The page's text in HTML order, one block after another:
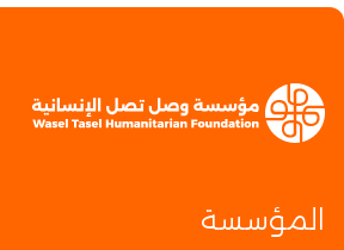
المؤسسة